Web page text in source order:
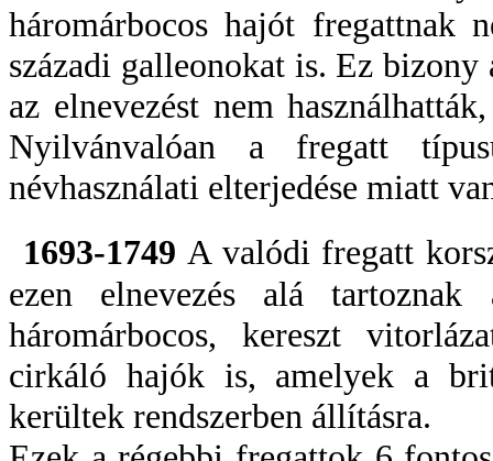
háromárbocos hajót fregattnak
századi galleonokat is. Ez
az elnevezést nem
Nyilvánvalóan a fregatt
névhasználati elterjedése miatt
1693-1749 A valódi fregatt
ezen elnevezés alá
háromárbocos, kereszt
cirkáló hajók is, amelyek a
kerültek rendszerben állításra.